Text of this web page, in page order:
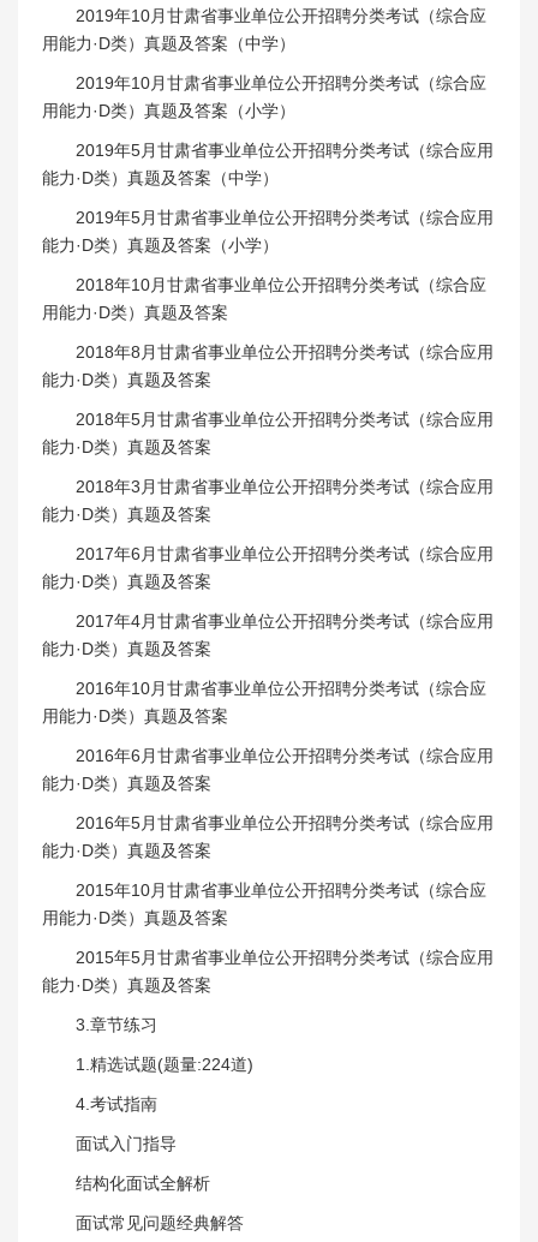
2019年10月甘肃省事业单位公开招聘分类考试（综合应
用能力·D类）真题及答案（中学）
2019年10月甘肃省事业单位公开招聘分类考试（综合应
用能力·D类）真题及答案（小学）
2019年5月甘肃省事业单位公开招聘分类考试（综合应用
能力·D类）真题及答案（中学）
2019年5月甘肃省事业单位公开招聘分类考试（综合应用
能力·D类）真题及答案（小学）
2018年10月甘肃省事业单位公开招聘分类考试（综合应
用能力·D类）真题及答案
2018年8月甘肃省事业单位公开招聘分类考试（综合应用
能力·D类）真题及答案
2018年5月甘肃省事业单位公开招聘分类考试（综合应用
能力·D类）真题及答案
2018年3月甘肃省事业单位公开招聘分类考试（综合应用
能力·D类）真题及答案
2017年6月甘肃省事业单位公开招聘分类考试（综合应用
能力·D类）真题及答案
2017年4月甘肃省事业单位公开招聘分类考试（综合应用
能力·D类）真题及答案
2016年10月甘肃省事业单位公开招聘分类考试（综合应
用能力·D类）真题及答案
2016年6月甘肃省事业单位公开招聘分类考试（综合应用
能力·D类）真题及答案
2016年5月甘肃省事业单位公开招聘分类考试（综合应用
能力·D类）真题及答案
2015年10月甘肃省事业单位公开招聘分类考试（综合应
用能力·D类）真题及答案
2015年5月甘肃省事业单位公开招聘分类考试（综合应用
能力·D类）真题及答案
3.章节练习
1.精选试题(题量:224道)
4.考试指南
面试入门指导
结构化面试全解析
面试常见问题经典解答